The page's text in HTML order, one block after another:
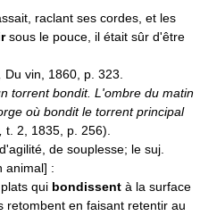
raclant ses cordes, et les
sous le pouce, il était sûr d'être
Du vin, 1860, p. 323.
torrent bondit. L'ombre du matin
où bondit le torrent principal
t. 2, 1835, p. 256).
de souplesse; le suj.
animal] :
qui bondissent à la surface
retombent en faisant retentir au